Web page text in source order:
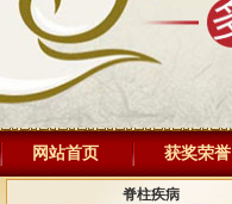
网站首页 获奖荣誉
脊柱疾病